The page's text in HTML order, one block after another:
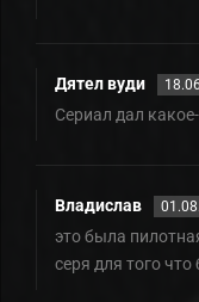
Дятел вуди
Сериал дал
Владислав
это была
серя для того что